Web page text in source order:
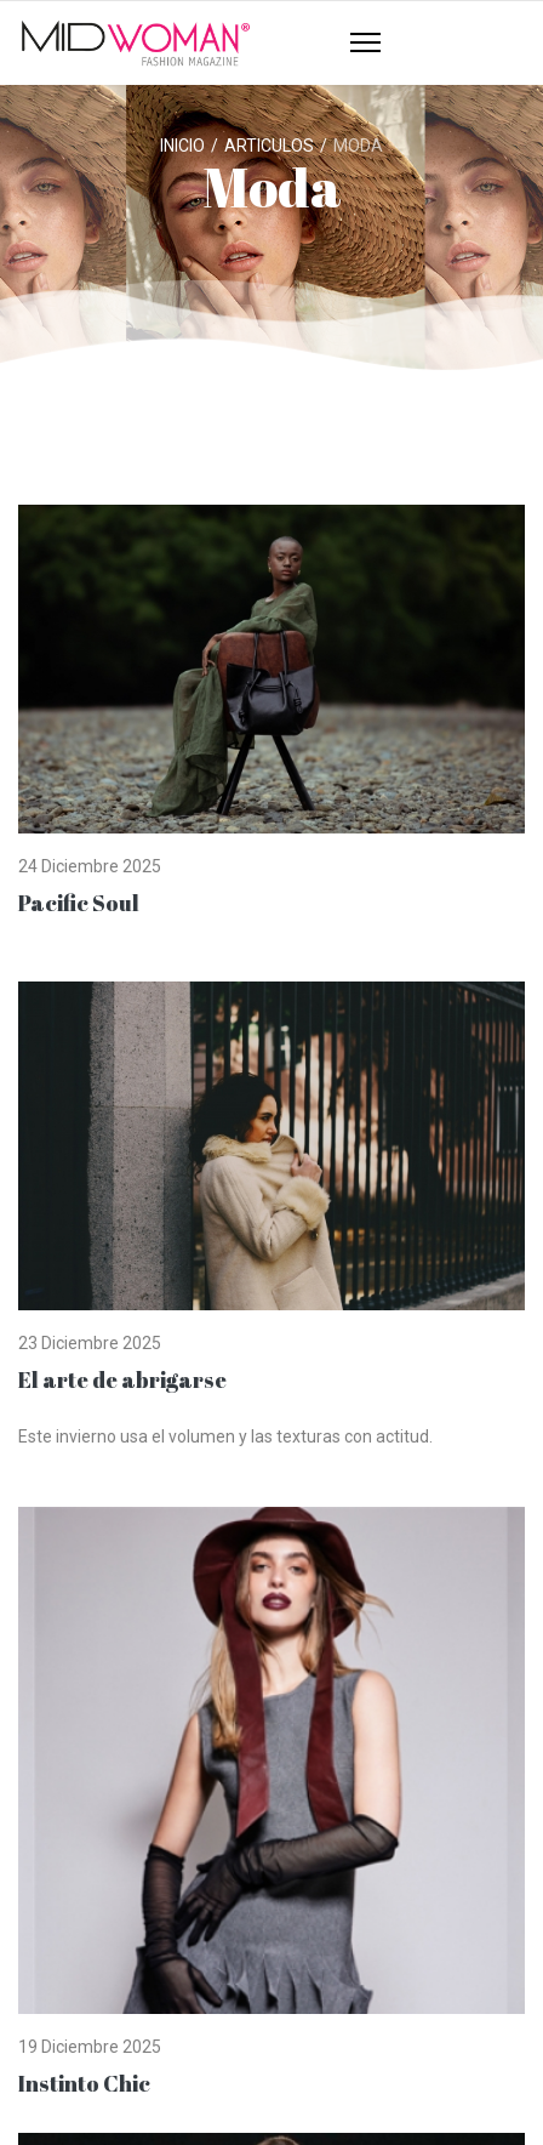
INICIO ARTICULOS MODA
Moda
24 Diciembre 2025
Pacific Soul
23 Diciembre 2025
El arte de abrigarse
Este invierno usa el volumen y las texturas con actitud.
19 Diciembre 2025
Instinto Chic